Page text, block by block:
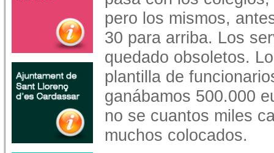
pero los mismos,
30 para arriba. Los
quedado obsoletos.
plantilla de
ganábamos 500.000
no se cuantos miles
muchos colocados.